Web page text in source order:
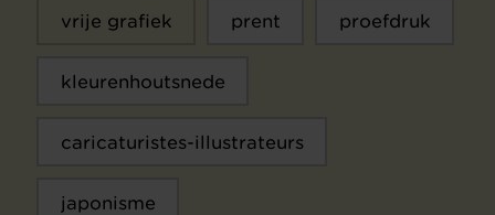
vrije grafiek prent proefdruk
kleurenhoutsnede
caricaturistes-illustrateurs
japonisme